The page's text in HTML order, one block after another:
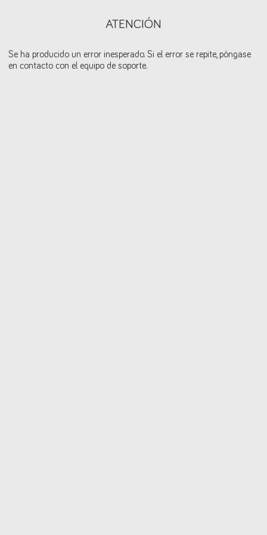
ATENCIÓN
Se ha producido un error inesperado. Si el error se repite, póngase
en contacto con el equipo de soporte.